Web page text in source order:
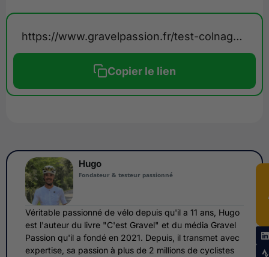
https://www.gravelpassion.fr/test-colnago-g4-x/
Copier le lien
Hugo
Fondateur & testeur passionné
Véritable passionné de vélo depuis qu'il a 11 ans, Hugo
est l'auteur du livre "C'est Gravel" et du média Gravel
Passion qu'il a fondé en 2021. Depuis, il transmet avec
expertise, sa passion à plus de 2 millions de cyclistes